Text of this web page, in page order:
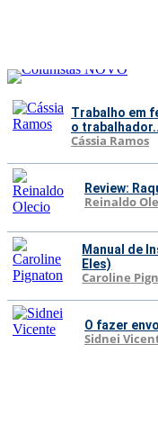
Trabalho em
o
Cássia Ramos
Review:
Reinaldo
Manual de
Eles)
Caroline
O fazer
Sidnei